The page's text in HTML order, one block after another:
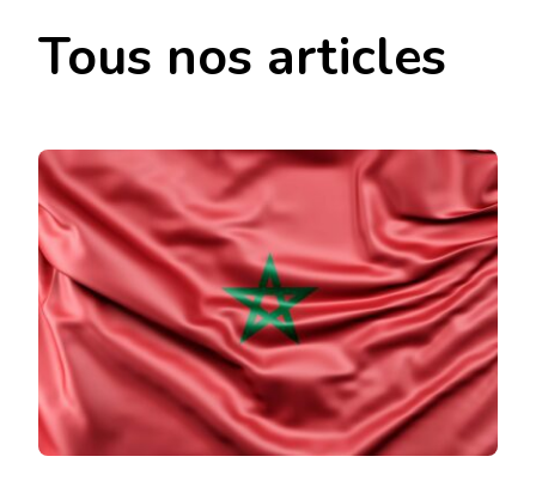
Tous nos articles